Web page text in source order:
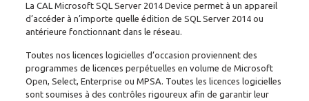
-
Device
La CAL Microsoft SQL Server 2014 Device permet à un appareil
d’accéder à n’importe quelle édition de SQL Server 2014 ou
antérieure fonctionnant dans le réseau.
Toutes nos licences logicielles d’occasion proviennent des
programmes de licences perpétuelles en volume de Microsoft
Open, Select, Enterprise ou MPSA. Toutes les licences logicielles
sont soumises à des contrôles rigoureux afin de garantir leur